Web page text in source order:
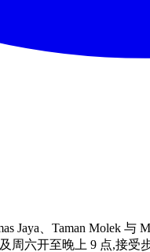
Jaya、Taman Molek
六开至晚上 9 点,接受